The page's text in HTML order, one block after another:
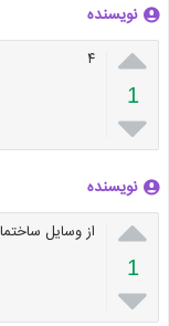
نویسنده

1

۴
نویسنده

1

از وسایل